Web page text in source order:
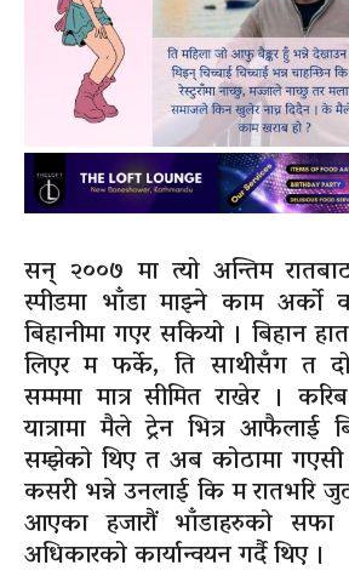
सन् २००७ मा त्यो अन्तिम
स्पीडमा भाँडा माझ्ने काम
बिहानीमा गएर सकियो । बिहान
लिएर म फर्के, ति साथीसँग त
सम्ममा मात्र सीमित राखेर ।
यात्रामा मैले ट्रेन भित्र आफैलाई
सम्झेको थिए त अब कोठामागएसी
कसरी भन्ने उनलाई कि म रातभरि
आएका हजारौं भाँडाहरुकोसफा
अधिकारको कार्यान्वयन गर्दै थिए ।